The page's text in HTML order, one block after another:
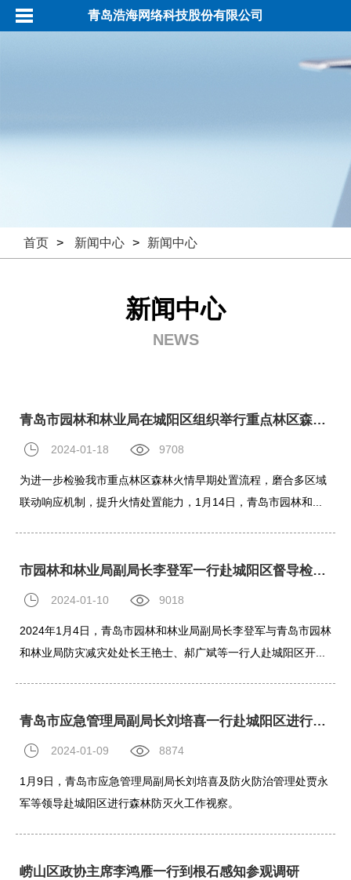
青岛浩海网络科技股份有限公司
首页 > 新闻中心 > 新闻中心
新闻中心
NEWS
青岛市园林和林业局在城阳区组织举行重点林区森林火情早期处置拉动演练
2024-01-18 9708
为进一步检验我市重点林区森林火情早期处置流程，磨合多区域
联动响应机制，提升火情处置能力，1月14日，青岛市园林和...
市园林和林业局副局长李登军一行赴城阳区督导检查森林防灭火工作
2024-01-10 9018
2024年1月4日，青岛市园林和林业局副局长李登军与青岛市园林
和林业局防灾减灾处处长王艳士、郝广斌等一行人赴城阳区开...
青岛市应急管理局副局长刘培喜一行赴城阳区进行森林防灭火工作视察
2024-01-09 8874
1月9日，青岛市应急管理局副局长刘培喜及防火防治管理处贾永
军等领导赴城阳区进行森林防灭火工作视察。
崂山区政协主席李鸿雁一行到根石感知参观调研